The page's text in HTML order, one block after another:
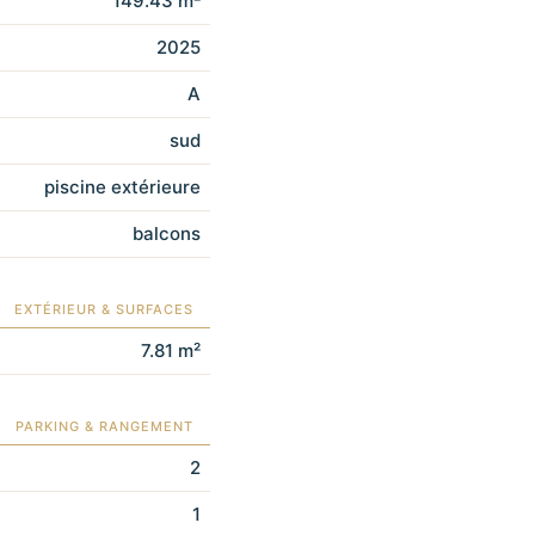
2025
A
sud
piscine extérieure
balcons
EXTÉRIEUR & SURFACES
7.81 m²
PARKING & RANGEMENT
2
1